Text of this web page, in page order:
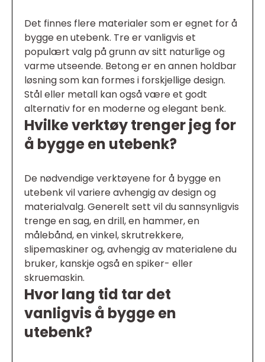
Det finnes flere materialer som er egnet for å
bygge en utebenk. Tre er vanligvis et
populært valg på grunn av sitt naturlige og
varme utseende. Betong er en annen holdbar
løsning som kan formes i forskjellige design.
Stål eller metall kan også være et godt
alternativ for en moderne og elegant benk.
Hvilke verktøy trenger jeg for
å bygge en utebenk?
De nødvendige verktøyene for å bygge en
utebenk vil variere avhengig av design og
materialvalg. Generelt sett vil du sannsynligvis
trenge en sag, en drill, en hammer, en
målebånd, en vinkel, skrutrekkere,
slipemaskiner og, avhengig av materialene du
bruker, kanskje også en spiker- eller
skruemaskin.
Hvor lang tid tar det
vanligvis å bygge en
utebenk?